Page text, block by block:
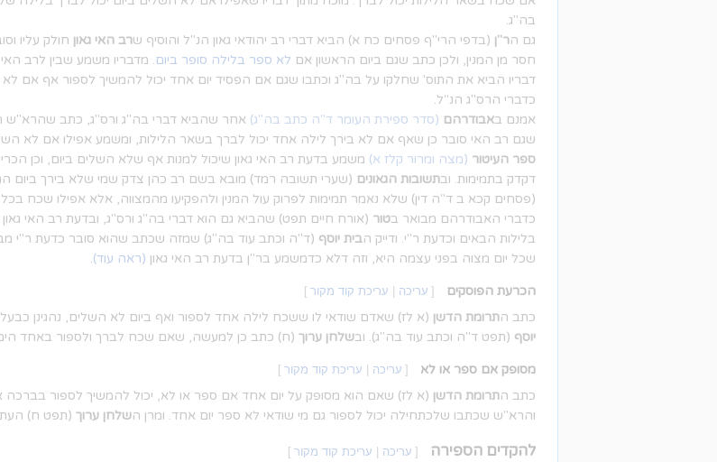
בה"ג.
גם הר"ן (בדפי הרי"ף פסחים כח א) הביא דברי רב יהודאי גאון הנ"ל והוסיף שרב האי גאון חולק עליו
חסר מן המנין, ולכן כתב שגם ביום הראשון אם לא ספר בלילה סופר ביום. מדבריו משמע שבין לרב האי
דבריו הביא את התוס' שחלקו על בה"ג וכתבו שגם אם הפסיד יום אחד יכול להמשיך לספור אף אם
כדברי הרס"ג הנ"ל.
אמנם באבודרהם (סדר ספירת העומר ד"ה כתב בה"ג) אחר שהביא דברי בה"ג ורס"ג, כתב שהרא"ש
שגם רב האי סובר כן שאף אם לא בירך לילה אחד יכול לברך בשאר הלילות, ומשמע אפילו אם לא
ספר העיטור (מצה ומרור קלז א) משמע בדעת רב האי גאון שיכול למנות אף שלא השלים ביום, וכן
דקדק בתמימות. ובתשובות הגאונים (שערי תשובה רמד) מובא בשם רב כהן צדק שמי שלא בירך ביום
(פסחים קכא ב ד"ה דין) שלא נאמר תמימות לפרוק עול המנין ולהפקיעו מהמצווה, אלא אפילו שכח
כדברי האבודרהם מבואר בטור (אורח חיים תפט) שהביא גם הוא דברי בה"ג ורס"ג, ובדעת רב האי
בלילות הבאים וכדעת ר"י. ודייק הבית יוסף (ד"ה וכתב עוד בה"ג) שמזה שכתב שהוא סובר כדעת ר"י
שכל יום מצוה בפני עצמה היא, וזה דלא כדמשמע בר"ן בדעת רב האי גאון (ראה עוד).
הכרעת הפוסקים [ עריכה עריכת קוד מקור ]
כתב התרומת הדשן (א לז) שאדם שודאי לו ששכח לילה אחד לספור ואף ביום לא השלים, נהגינן כבעל
יוסף (תפט ד"ה וכתב עוד בה"ג). ובשלחן ערוך (ח) כתב כן למעשה, שאם שכח לברך ולספור באחד
מסופק אם ספר או לא [ עריכה עריכת קוד מקור ]
כתב התרומת הדשן (א לז) שאם הוא מסופק על יום אחד אם ספר או לא, יכול להמשיך לספור
והרא"ש שכתבו שלכתחילה יכול לספור גם מי שודאי לא ספר יום אחד. ומרן השלחן ערוך (תפט ח)
להקדים הספירה [ עריכה עריכת קוד מקור ]